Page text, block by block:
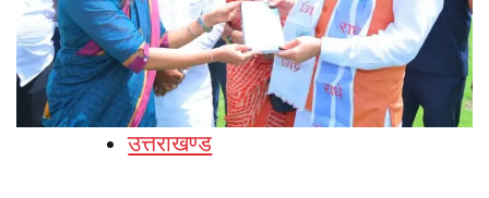
उत्तराखण्ड